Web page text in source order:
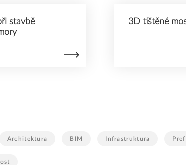
stavbě
3D tištěné
Architektura BIM Infrastruktura